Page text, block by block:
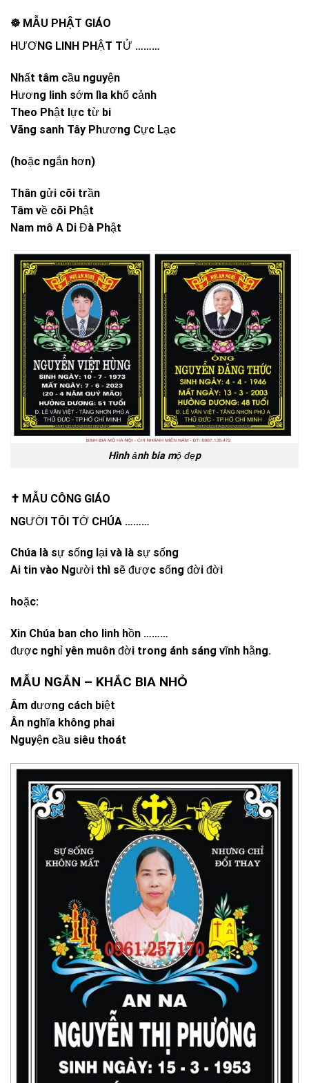
☸️ MẪU PHẬT GIÁO
HƯƠNG LINH PHẬT TỬ ………
Nhất tâm cầu nguyện
Hương linh sớm lìa khổ cảnh
Theo Phật lực từ bi
Vãng sanh Tây Phương Cực Lạc
(hoặc ngắn hơn)
Thân gửi cõi trần
Tâm về cõi Phật
Nam mô A Di Đà Phật
Hình ảnh bia mộ đẹp
✝️ MẪU CÔNG GIÁO
NGƯỜI TÔI TỚ CHÚA ………
Chúa là sự sống lại và là sự sống
Ai tin vào Người thì sẽ được sống đời đời
hoặc:
Xin Chúa ban cho linh hồn ………
được nghỉ yên muôn đời trong ánh sáng vĩnh hằng.
MẪU NGẮN – KHẮC BIA NHỎ
Âm dương cách biệt
Ân nghĩa không phai
Nguyện cầu siêu thoát